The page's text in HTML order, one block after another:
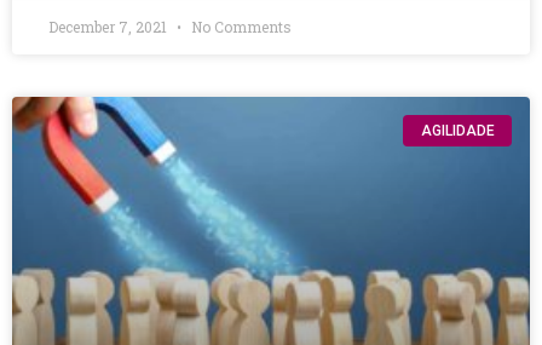
December 7, 2021 No Comments
AGILIDADE